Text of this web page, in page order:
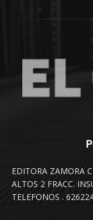
EDITORA ZAMORA
ALTOS 2 FRACC.
TELEFONOS .